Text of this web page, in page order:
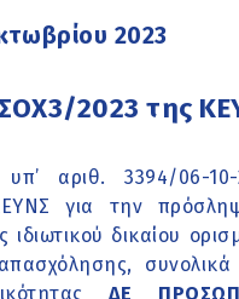
2023
2023 της
αριθ. 3394/06-10-
για την
δικαίου
συνολικά
ΔΕ